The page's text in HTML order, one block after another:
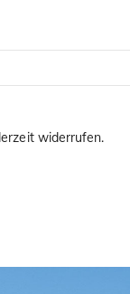
widerrufen.